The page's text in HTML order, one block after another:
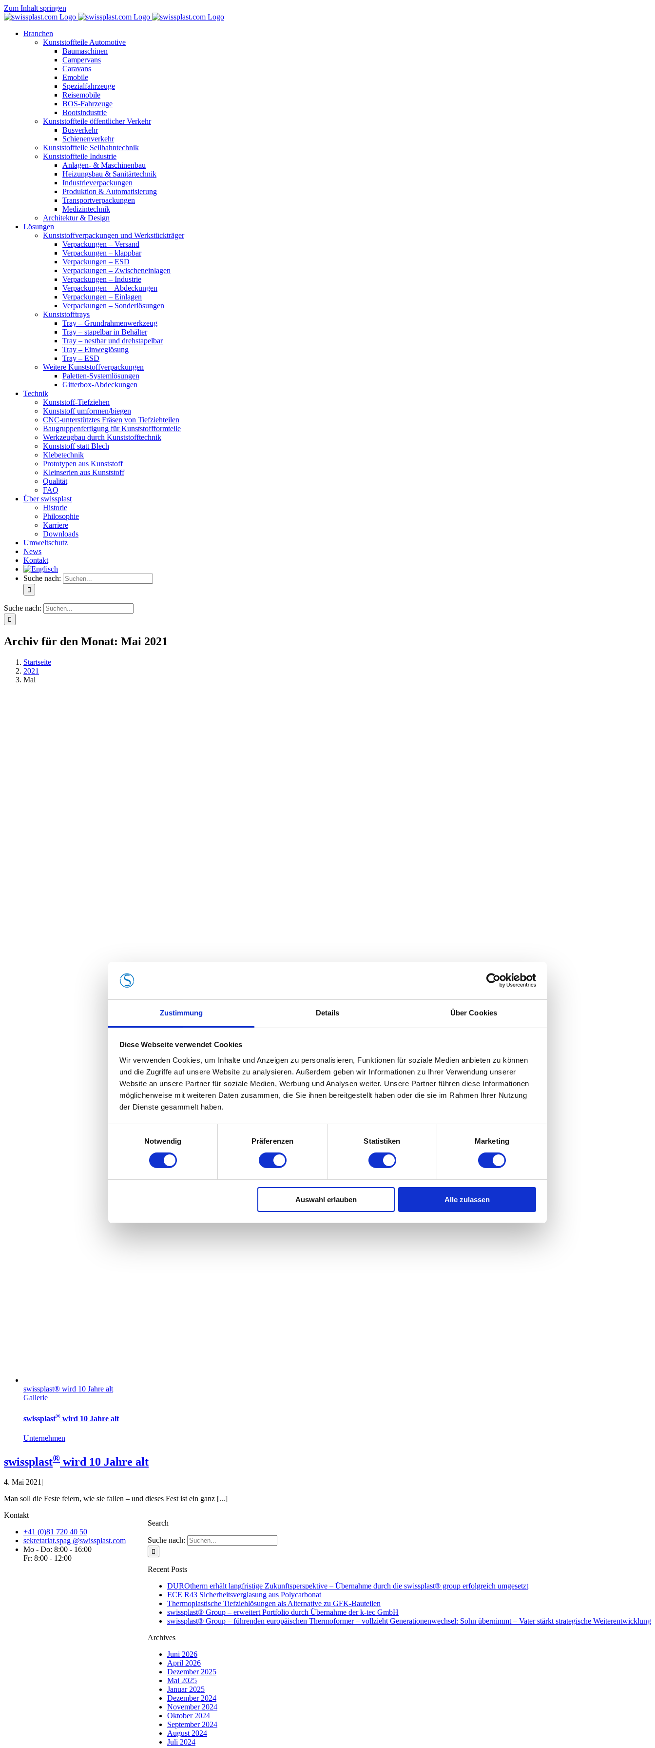
Zustimmung Details Über Cookies
Diese Webseite verwendet Cookies
Wir verwenden Cookies, um Inhalte und Anzeigen zu personalisieren, Funktionen für soziale Medien anbieten zu können
und die Zugriffe auf unsere Website zu analysieren. Außerdem geben wir Informationen zu Ihrer Verwendung unserer
Website an unsere Partner für soziale Medien, Werbung und Analysen weiter. Unsere Partner führen diese Informationen
möglicherweise mit weiteren Daten zusammen, die Sie ihnen bereitgestellt haben oder die sie im Rahmen Ihrer Nutzung
der Dienste gesammelt haben.
Notwendig
Präferenzen Statistiken Marketing
Auswahl erlauben Alle zulassen
Zum Inhalt springen
Branchen
Kunststoffteile Automotive
Baumaschinen
Campervans
Caravans
Emobile
Spezialfahrzeuge
Reisemobile
BOS-Fahrzeuge
Bootsindustrie
Kunststoffteile öffentlicher Verkehr
Busverkehr
Schienenverkehr
Kunststoffteile Seilbahntechnik
Kunststoffteile Industrie
Anlagen- & Maschinenbau
Heizungsbau & Sanitärtechnik
Industrieverpackungen
Produktion & Automatisierung
Transportverpackungen
Medizintechnik
Architektur & Design
Lösungen
Kunststoffverpackungen und Werkstückträger
Verpackungen – Versand
Verpackungen – klappbar
Verpackungen – ESD
Verpackungen – Zwischeneinlagen
Verpackungen – Industrie
Verpackungen – Abdeckungen
Verpackungen – Einlagen
Verpackungen – Sonderlösungen
Kunststofftrays
Tray – Grundrahmenwerkzeug
Tray – stapelbar in Behälter
Tray – nestbar und drehstapelbar
Tray – Einweglösung
Tray – ESD
Weitere Kunststoffverpackungen
Paletten-Systemlösungen
Gitterbox-Abdeckungen
Technik
Kunststoff-Tiefziehen
Kunststoff umformen/biegen
CNC-unterstütztes Fräsen von Tiefziehteilen
Baugruppenfertigung für Kunststoffformteile
Werkzeugbau durch Kunststofftechnik
Kunststoff statt Blech
Klebetechnik
Prototypen aus Kunststoff
Kleinserien aus Kunststoff
Qualität
FAQ
Über swissplast
Historie
Philosophie
Karriere
Downloads
Umweltschutz
News
Kontakt
Suche nach:
Suche nach:
Archiv für den Monat: Mai 2021
Startseite
2021
Mai
swissplast® wird 10 Jahre alt
Gallerie
swissplast® wird 10 Jahre alt
Unternehmen
swissplast® wird 10 Jahre alt
4. Mai 2021
Man soll die Feste feiern, wie sie fallen – und dieses Fest ist ein ganz [...]
Search
Suche nach:
Recent Posts
DUROtherm erhält langfristige Zukunftsperspektive – Übernahme durch die swissplast® group erfolgreich umgesetzt
ECE R43 Sicherheitsverglasung aus Polycarbonat
Thermoplastische Tiefziehlösungen als Alternative zu GFK-Bauteilen
swissplast® Group – erweitert Portfolio durch Übernahme der k-tec GmbH
swissplast® Group – führenden europäischen Thermoformer – vollzieht Generationenwechsel: Sohn übernimmt – Vater stärkt strategische Weiterentwicklung
Archives
Juni 2026
April 2026
Dezember 2025
Mai 2025
Januar 2025
Dezember 2024
November 2024
Oktober 2024
September 2024
August 2024
Juli 2024
Kontakt
+41 (0)81 720 40 50
sekretariat.spag @swissplast.com
Mo - Do: 8:00 - 16:00
Fr: 8:00 - 12:00